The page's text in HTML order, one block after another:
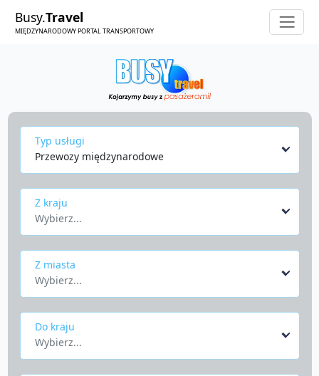
Busy.Travel
MIĘDZYNARODOWY PORTAL TRANSPORTOWY
Typ usługi
Przewozy międzynarodowe
Z kraju
Wybierz...
Z miasta
Wybierz...
Do kraju
Wybierz...